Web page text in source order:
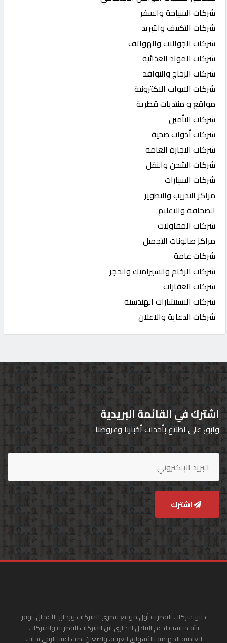
شركات السياحة والسفر
شركات التكييف والتبريد
شركات الجوالات والهواتف
شركات المواد الغذائية
شركات الزجاج والنوافذ
شركات الابواب الاكترونية
مواقع و منتديات قطرية
شركات التأمين
شركات أدوات صحية
شركات التجارة العامه
شركات الشحن والنقل
شركات السيارات
مراكز التدريب والتطوير
الصحافة والاعلام
شركات المقاولات
مراكز صالونات التجميل
شركات عامة
شركات الرخام والسيراميك والحجر
شركات العقارات
شركات الاستشارات الهندسية
شركات الدعاية والاعلان
اشترك في القائمة البريدية
وابق على اطلاع بأحداث أخبارنا وعروضنا
اشترك
دليل شركات القطرية أول موقع قطري للشركات ورجال الأعمال. نوفر
بيئة مناسبة لدعم التبادل التجاري بين الشركات القطرية والشركات
العامية المهتمة بالأسواق العربية. واضعين نصب أعيننا الرقي بجانب